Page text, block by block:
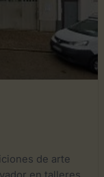
de arte